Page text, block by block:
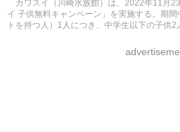
カワスイ（川崎水族館）は、2022年11月
イ 子供無料キャンペーン」を実施する。期
トを持つ人）1人につき、中学生以下の子供